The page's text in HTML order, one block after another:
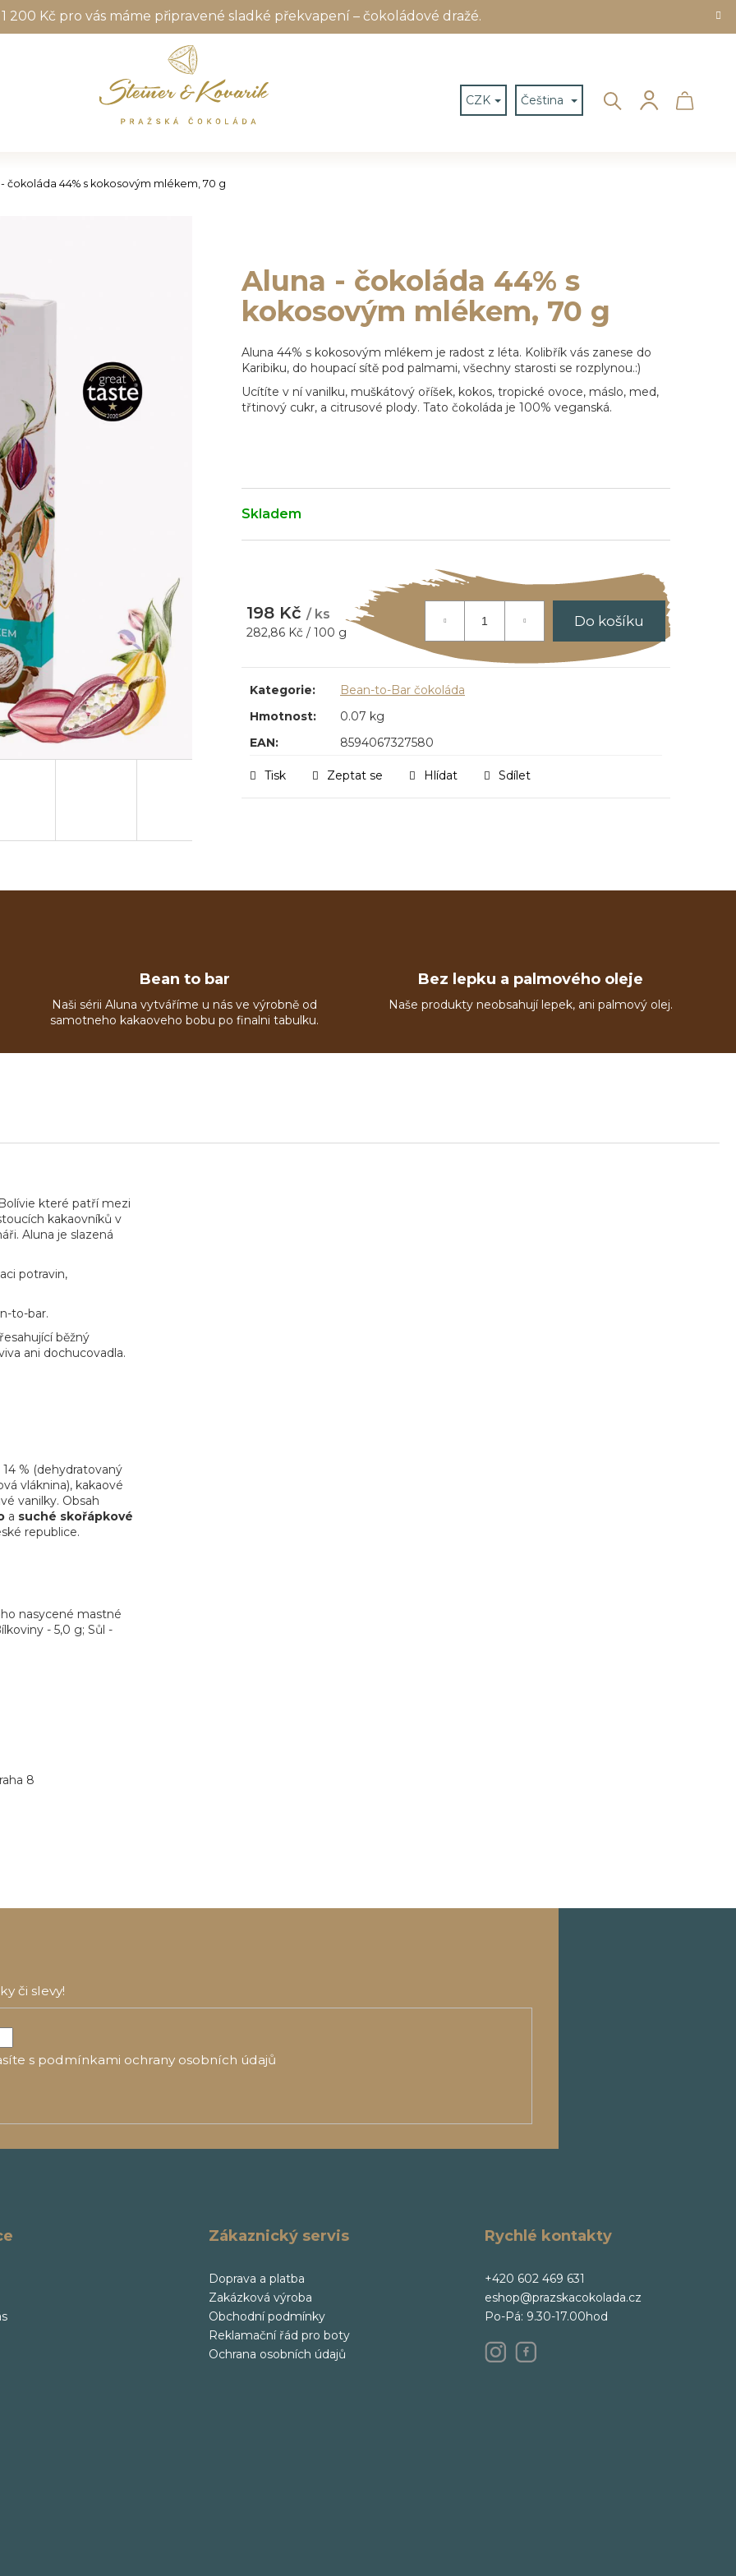
200 Kč pro vás máme připravené sladké překvapení – čokoládové dražé.
CZK Čeština HledatPřihlášení
čokoláda 44% s kokosovým mlékem, 70 g
Aluna - čokoláda 44% s
kokosovým mlékem, 70 g
Aluna 44% s kokosovým mlékem je radost z léta. Kolibřík vás zanese do
Karibiku, do houpací sítě pod palmami, všechny starosti se rozplynou.:)
Ucítíte v ní vanilku, muškátový oříšek, kokos, tropické ovoce, máslo, med,
třtinový cukr, a citrusové plody. Tato čokoláda je 100% veganská.
Skladem
198 Kč / ks
Měrná
282,86 Kč / 100 g
Do košíku
Kategorie:
Bean-to-Bar čokoláda
Hmotnost:
0.07 kg
EAN: 8594067327580
Tisk Zeptat se Hlídat Sdílet
Bean to bar
Naši sérii Aluna vytváříme u nás ve výrobně od
samotneho kakaoveho bobu po finalni tabulku.
Bez lepku a palmového oleje
Naše produkty neobsahují lepek, ani palmový olej.
které patří mezi
kakaovníků v
Aluna je slazená
potravin,
to-bar.
běžný
ani dochucovadla.
% (dehydratovaný
vláknina), kakaové
vanilky. Obsah
a suché skořápkové
republice.
nasycené mastné
- 5,0 g; Sůl -
8
či slevy!
s podmínkami ochrany osobních údajů
Zákaznický servis
Doprava a platba
Zakázková výroba
Obchodní podmínky
Reklamační řád pro boty
Ochrana osobních údajů
Rychlé kontakty
+420 602 469 631
eshop@prazskacokolada.cz
Po-Pá: 9.30-17.00hod